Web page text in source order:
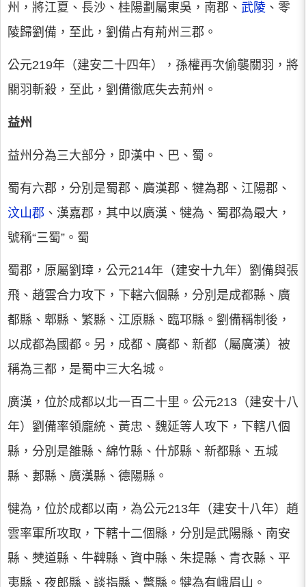
州，將江夏、長沙、桂陽劃屬東吳，南郡、 武陵 、零
陵歸劉備，至此，劉備占有荊州三郡。
公元219年（建安二十四年），孫權再次偷襲關羽，將
關羽斬殺，至此，劉備徹底失去荊州。
益州
益州分為三大部分，即漢中、巴、蜀。
蜀有六郡，分別是蜀郡、廣漢郡、犍為郡、江陽郡、
汶山郡 、漢嘉郡，其中以廣漢、犍為、蜀郡為最大，
號稱“三蜀”。蜀
蜀郡，原屬劉璋，公元214年（建安十九年）劉備與張
飛、趙雲合力攻下，下轄六個縣，分別是成都縣、廣
都縣、郫縣、繁縣、江原縣、臨邛縣。劉備稱制後，
以成都為國都。另，成都、廣都、新都（屬廣漢）被
稱為三都，是蜀中三大名城。
廣漢，位於成都以北一百二十里。公元213（建安十八
年）劉備率領龐統、黃忠、魏延等人攻下，下轄八個
縣，分別是雒縣、綿竹縣、什邡縣、新都縣、五城
縣、郪縣、廣漢縣、德陽縣。
犍為，位於成都以南，為公元213年（建安十八年）趙
雲率軍所攻取，下轄十二個縣，分別是武陽縣、南安
縣、僰道縣、牛鞞縣、資中縣、朱提縣、青衣縣、平
夷縣、夜郎縣、談指縣、鄨縣。犍為有峨眉山。